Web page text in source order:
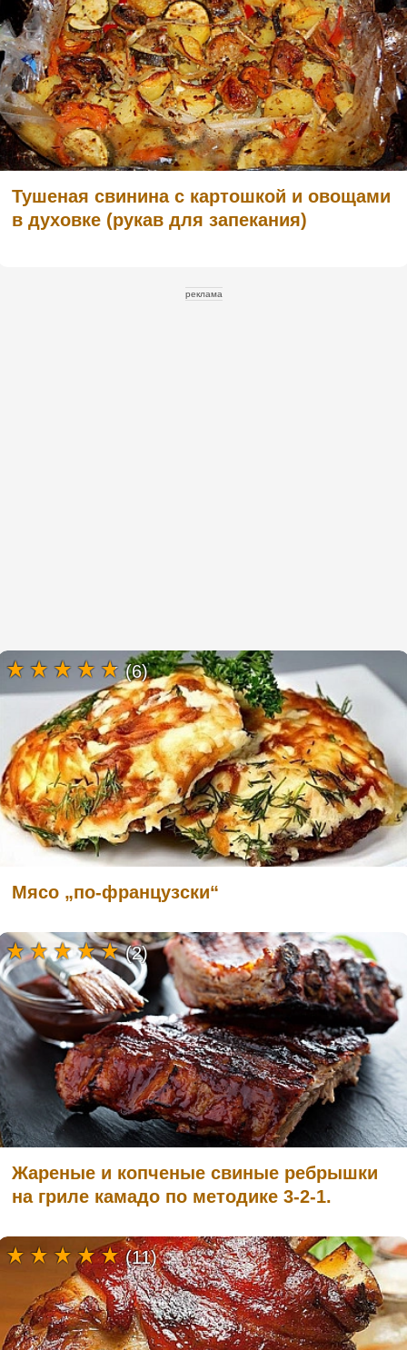
Тушеная свинина с картошкой и овощами
в духовке (рукав для запекания)
реклама
Мясо „по-французски“
(6)
Жареные и копченые свиные ребрышки
на гриле камадо по методике 3-2-1.
(2)
(11)